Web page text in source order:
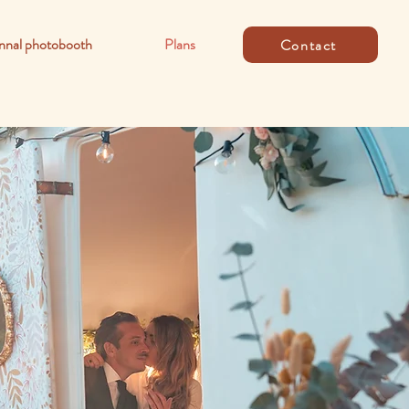
photobooth Plans Contact